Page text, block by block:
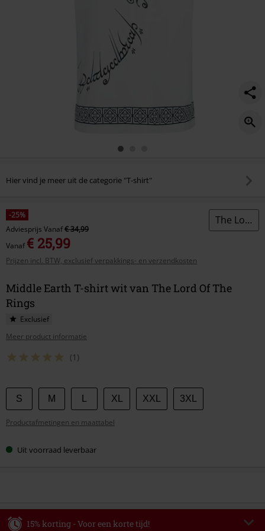
Hier vind je meer uit de categorie "T-shirt"
-25%
Adviesprijs Vanaf€ 34,99
Vanaf€ 25,99
Prijzen incl. BTW, exclusief verpakkings- en verzendkosten
The Lord Of The Rings
Middle Earth T-shirt wit van The Lord Of The
Rings
Exclusief
Meer product informatie
(1)
Kies
je
maat
S M XL XXL 3XL
Productafmetingen en maattabel
Uit voorraad leverbaar
15% korting - Voor een korte tijd!